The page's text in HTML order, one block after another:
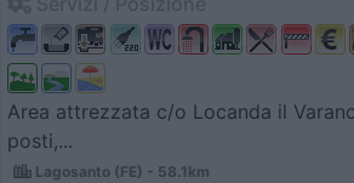
Area attrezzata c/o Locanda il
posti,...
Lagosanto (FE) - 58.1km